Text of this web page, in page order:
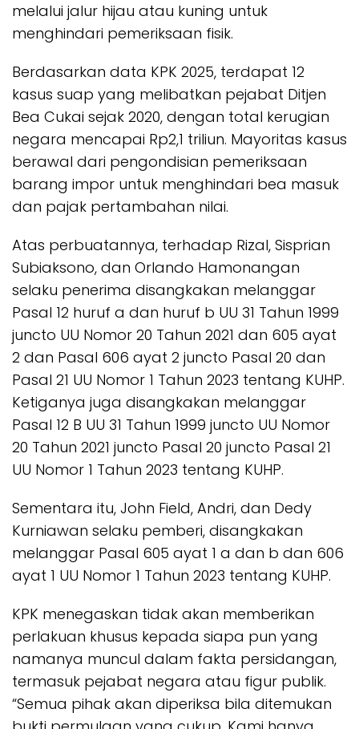
melalui jalur hijau atau kuning untuk
menghindari pemeriksaan fisik.
Berdasarkan data KPK 2025, terdapat 12
kasus suap yang melibatkan pejabat Ditjen
Bea Cukai sejak 2020, dengan total kerugian
negara mencapai Rp2,1 triliun. Mayoritas kasus
berawal dari pengondisian pemeriksaan
barang impor untuk menghindari bea masuk
dan pajak pertambahan nilai.
Atas perbuatannya, terhadap Rizal, Sisprian
Subiaksono, dan Orlando Hamonangan
selaku penerima disangkakan melanggar
Pasal 12 huruf a dan huruf b UU 31 Tahun 1999
juncto UU Nomor 20 Tahun 2021 dan 605 ayat
2 dan Pasal 606 ayat 2 juncto Pasal 20 dan
Pasal 21 UU Nomor 1 Tahun 2023 tentang KUHP.
Ketiganya juga disangkakan melanggar
Pasal 12 B UU 31 Tahun 1999 juncto UU Nomor
20 Tahun 2021 juncto Pasal 20 juncto Pasal 21
UU Nomor 1 Tahun 2023 tentang KUHP.
Sementara itu, John Field, Andri, dan Dedy
Kurniawan selaku pemberi, disangkakan
melanggar Pasal 605 ayat 1 a dan b dan 606
ayat 1 UU Nomor 1 Tahun 2023 tentang KUHP.
KPK menegaskan tidak akan memberikan
perlakuan khusus kepada siapa pun yang
namanya muncul dalam fakta persidangan,
termasuk pejabat negara atau figur publik.
“Semua pihak akan diperiksa bila ditemukan